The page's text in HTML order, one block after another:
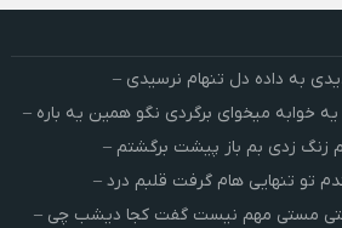
به داده دل تنهام نرسیدی –
خوابه میخوای برگردی نگو همین یه باره –
زنگ زدی بم باز پیشت برگشتم –
تو تنهایی هام گرفت قلبم درد –
مستی مهم نیست گفت کجا دیشب چی –